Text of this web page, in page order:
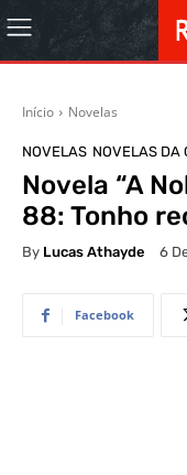
Início Novelas
NOVELAS NOVELAS DA
Novela “A
88: Tonho
By Lucas Athayde 6
Facebook